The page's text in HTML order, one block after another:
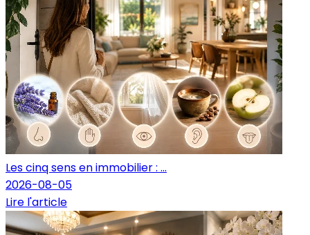
Les cinq sens en immobilier : ...
2026-08-05
Lire l'article